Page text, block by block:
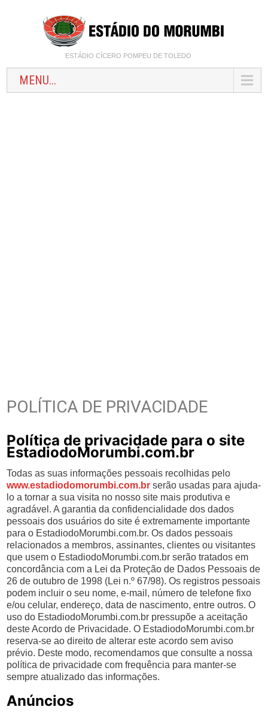
ESTÁDIO CÍCERO POMPEU DE TOLEDO
MENU...
POLÍTICA DE PRIVACIDADE
Política de privacidade para o site
EstadiodoMorumbi.com.br
Todas as suas informações pessoais recolhidas pelo
www.estadiodomorumbi.com.br serão usadas para ajuda-
lo a tornar a sua visita no nosso site mais produtiva e
agradável. A garantia da confidencialidade dos dados
pessoais dos usuários do site é extremamente importante
para o EstadiodoMorumbi.com.br. Os dados pessoais
relacionados a membros, assinantes, clientes ou visitantes
que usem o EstadiodoMorumbi.com.br serão tratados em
concordância com a Lei da Proteção de Dados Pessoais de
26 de outubro de 1998 (Lei n.º 67/98). Os registros pessoais
podem incluir o seu nome, e-mail, número de telefone fixo
e/ou celular, endereço, data de nascimento, entre outros. O
uso do EstadiodoMorumbi.com.br pressupõe a aceitação
deste Acordo de Privacidade. O EstadiodoMorumbi.com.br
reserva-se ao direito de alterar este acordo sem aviso
prévio. Deste modo, recomendamos que consulte a nossa
política de privacidade com frequência para manter-se
sempre atualizado das informações.
Anúncios